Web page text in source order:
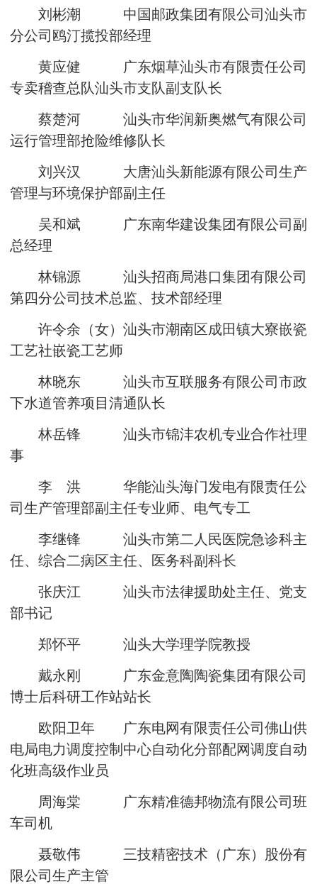
刘彬潮 中国邮政集团有限公司汕头市
分公司鸥汀揽投部经理
黄应健 广东烟草汕头市有限责任公司
专卖稽查总队汕头市支队副支队长
蔡楚河 汕头市华润新奥燃气有限公司
运行管理部抢险维修队长
刘兴汉 大唐汕头新能源有限公司生产
管理与环境保护部副主任
吴和斌 广东南华建设集团有限公司副
总经理
林锦源 汕头招商局港口集团有限公司
第四分公司技术总监、技术部经理
许令余（女）汕头市潮南区成田镇大寮嵌瓷
工艺社嵌瓷工艺师
林晓东 汕头市互联服务有限公司市政
下水道管养项目清通队长
林岳锋 汕头市锦沣农机专业合作社理
事
李 洪 华能汕头海门发电有限责任公
司生产管理部副主任专业师、电气专工
李继锋 汕头市第二人民医院急诊科主
任、综合二病区主任、医务科副科长
张庆江 汕头市法律援助处主任、党支
部书记
郑怀平 汕头大学理学院教授
戴永刚 广东金意陶陶瓷集团有限公司
博士后科研工作站站长
欧阳卫年 广东电网有限责任公司佛山供
电局电力调度控制中心自动化分部配网调度自动
化班高级作业员
周海棠 广东精准德邦物流有限公司班
车司机
聂敬伟 三技精密技术（广东）股份有
限公司生产主管